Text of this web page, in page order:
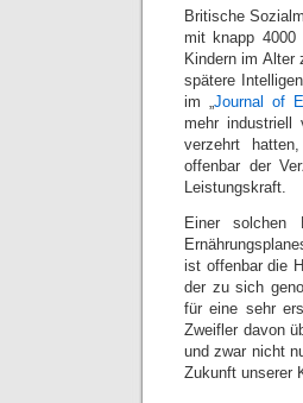
Britische
mit knapp 4000
Kindern im Alter
spätere
im „Journal of
mehr industriell
verzehrt
offenbar der
Leistungskraft.
Einer solchen
ist offenbar die
der zu sich
für eine sehr
Zweifler davon
und zwar nicht
Zukunft unserer